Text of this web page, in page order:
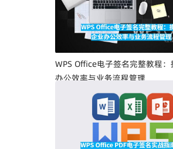
WPS Office电子签名完整教程：
办公效率与业务流程管理